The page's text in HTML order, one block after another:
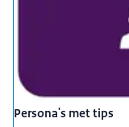
Persona's met tips